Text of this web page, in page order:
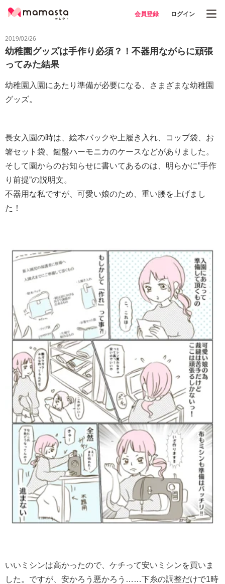
会員登録 ログイン
2019/02/26
幼稚園グッズは手作り必須？！不器用ながらに頑張
ってみた結果
幼稚園入園にあたり準備が必要になる、さまざまな幼稚園
グッズ。
長女入園の時は、絵本バックや上履き入れ、コップ袋、お
箸セット袋、鍵盤ハーモニカのケースなどがありました。
そして園からのお知らせに書いてあるのは、明らかに”手作
り前提”の説明文。
不器用な私ですが、可愛い娘のため、重い腰を上げまし
た！
いいミシンは高かったので、ケチって安いミシンを買いま
した。ですが、安かろう悪かろう……下糸の調整だけで1時